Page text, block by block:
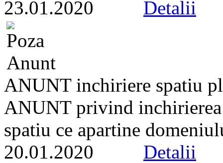
23.01.2020 Detalii
ANUNT inchiriere spatiu
ANUNT privind
spatiu ce apartine
20.01.2020 Detalii